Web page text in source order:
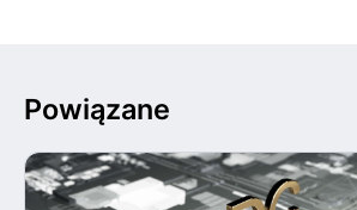
Powiązane